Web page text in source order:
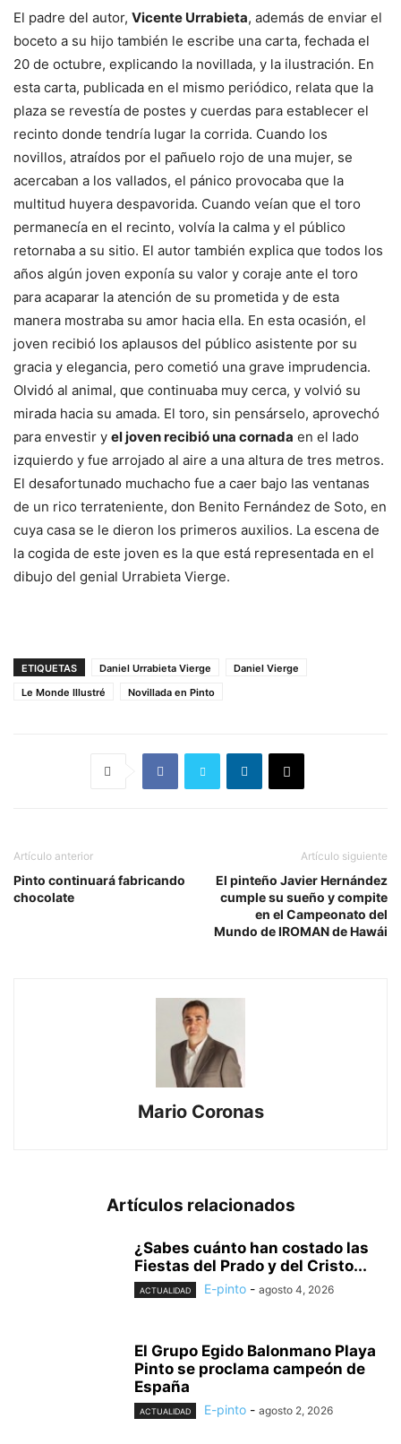
El padre del autor, Vicente Urrabieta, además de enviar el
boceto a su hijo también le escribe una carta, fechada el
20 de octubre, explicando la novillada, y la ilustración. En
esta carta, publicada en el mismo periódico, relata que la
plaza se revestía de postes y cuerdas para establecer el
recinto donde tendría lugar la corrida. Cuando los
novillos, atraídos por el pañuelo rojo de una mujer, se
acercaban a los vallados, el pánico provocaba que la
multitud huyera despavorida. Cuando veían que el toro
permanecía en el recinto, volvía la calma y el público
retornaba a su sitio. El autor también explica que todos los
años algún joven exponía su valor y coraje ante el toro
para acaparar la atención de su prometida y de esta
manera mostraba su amor hacia ella. En esta ocasión, el
joven recibió los aplausos del público asistente por su
gracia y elegancia, pero cometió una grave imprudencia.
Olvidó al animal, que continuaba muy cerca, y volvió su
mirada hacia su amada. El toro, sin pensárselo, aprovechó
para envestir y el joven recibió una cornada en el lado
izquierdo y fue arrojado al aire a una altura de tres metros.
El desafortunado muchacho fue a caer bajo las ventanas
de un rico terrateniente, don Benito Fernández de Soto, en
cuya casa se le dieron los primeros auxilios. La escena de
la cogida de este joven es la que está representada en el
dibujo del genial Urrabieta Vierge.
ETIQUETAS Daniel Urrabieta Vierge
Daniel Vierge
Le Monde Illustré
Novillada en Pinto
Artículo anterior
Pinto continuará fabricando
chocolate
Artículo siguiente
El pinteño Javier Hernández
cumple su sueño y compite
en el Campeonato del
Mundo de IROMAN de Hawái
Mario Coronas
Artículos relacionados
¿Sabes cuánto han costado las
Fiestas del Prado y del Cristo...
ACTUALIDAD E-pinto - agosto 4, 2026
El Grupo Egido Balonmano Playa
Pinto se proclama campeón de
España
ACTUALIDAD E-pinto - agosto 2, 2026